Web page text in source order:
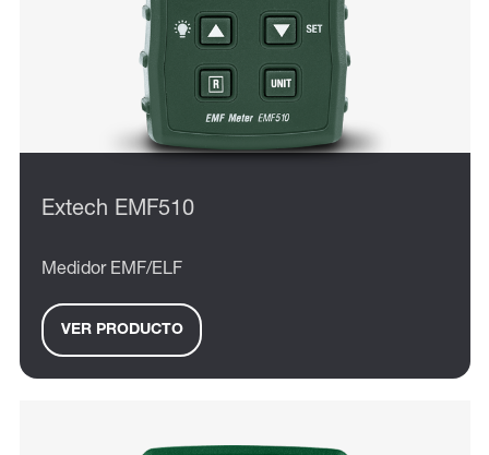
Extech EMF510
Medidor EMF/ELF
VER PRODUCTO